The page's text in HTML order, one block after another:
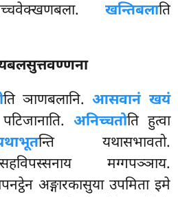
खन्तिबलाति
ति ञाणबलानि.आसवानं खयं
अनिच्चतोति हुत्वा
न्ति यथासभावतो.
मग्गपञ्ञाय.
अङ्गारकासुया उपमिता इमे